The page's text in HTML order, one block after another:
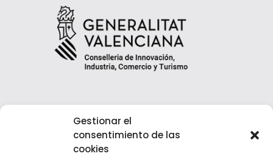
Gestionar el
consentimiento de las
cookies